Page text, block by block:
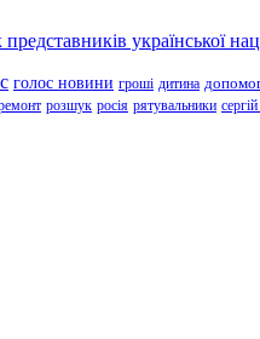
української
голос новини гроші дитина
розшук росія рятувальники